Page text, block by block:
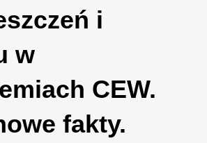
i
w
CEW.
fakty.